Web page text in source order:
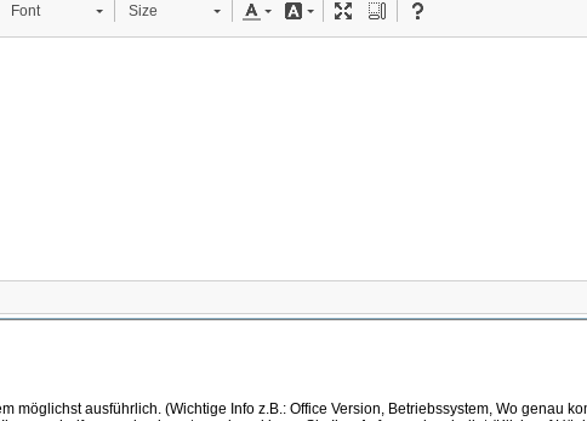
Font Size
möglichst ausführlich. (Wichtige Info z.B.: Office Version, Betriebssystem, Wo genau